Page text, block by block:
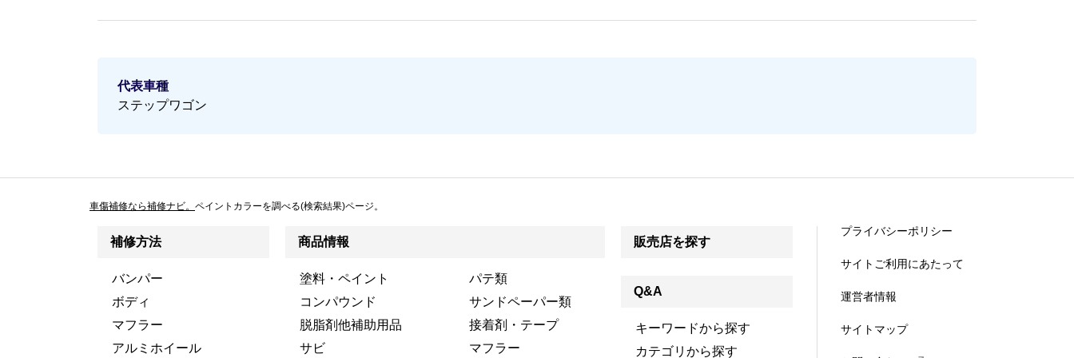
代表車種
ステップワゴン
車傷補修なら補修ナビ。 ペイントカラーを調べる(検索結果)ページ。
補修方法
バンパー
ボディ
マフラー
アルミホイール
商品情報
塗料・ペイント
パテ類
コンパウンド
サンドペーパー類
脱脂剤他補助用品
接着剤・テープ
サビ
マフラー
販売店を探す
Q&A
キーワードから探す
カテゴリから探す
プライバシーポリシー
サイトご利用にあたって
運営者情報
サイトマップ